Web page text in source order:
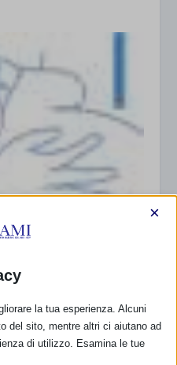
World Wide View on
×
la tua esperienza. Alcuni
del sito, mentre altri ci aiutano ad
di utilizzo. Esamina le tue